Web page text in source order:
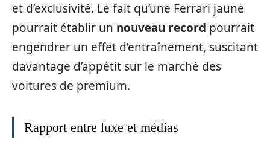
et d’exclusivité. Le fait qu’une Ferrari jaune
pourrait établir un nouveau record pourrait
engendrer un effet d’entraînement, suscitant
davantage d’appétit sur le marché des
voitures de premium.
Rapport entre luxe et médias